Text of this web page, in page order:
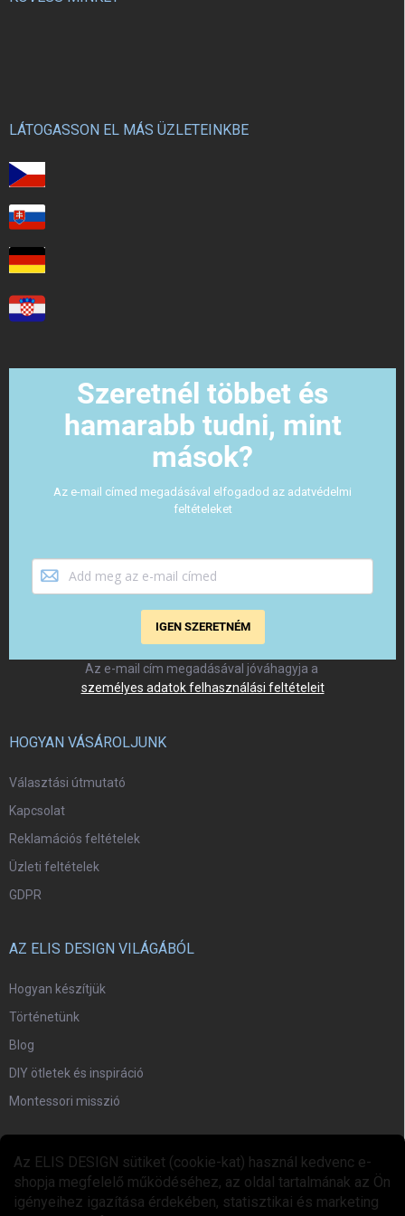
Az ELIS DESIGN sütiket (cookie-kat) használ kedvenc e-
shopja megfelelő működéséhez, az oldal tartalmának az Ön
igényeihez igazítása érdekében, statisztikai és marketing
Szeretnél többet és
hamarabb tudni, mint
mások?
Az e-mail címed megadásával elfogadod az adatvédelmi
feltételeket
IGEN SZERETNÉM
Az e-mail cím megadásával jóváhagyja a
személyes adatok felhasználási feltételeit
LÁTOGASSON EL MÁS ÜZLETEINKBE
HOGYAN VÁSÁROLJUNK
Választási útmutató
Kapcsolat
Reklamációs feltételek
Üzleti feltételek
GDPR
AZ ELIS DESIGN VILÁGÁBÓL
Hogyan készítjük
Történetünk
Blog
DIY ötletek és inspiráció
Montessori misszió
EGYÜTTMŰKÖDÉS
Együttműködési program